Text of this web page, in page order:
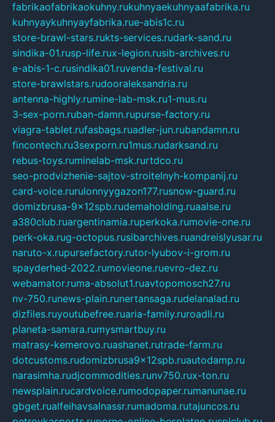
fabrikaofabrikaokuhny.rukuhnyaekuhnyaafabrika.ru
kuhnyaykuhnyayfabrika.rue-abis1c.ru
store-brawl-stars.rukts-services.rudark-sand.ru
sindika-01.rusp-life.rux-legion.rusib-archives.ru
e-abis-1-c.rusindika01.ruvenda-festival.ru
store-brawlstars.rudooraleksandria.ru
antenna-highly.rumine-lab-msk.ru1-mus.ru
3-sex-porn.ruban-damn.rupurse-factory.ru
viagra-tablet.rufasbags.ruadler-jun.rubandamn.ru
fincontech.ru3sexporn.ru1mus.rudarksand.ru
rebus-toys.ruminelab-msk.rurtdco.ru
seo-prodvizhenie-sajtov-stroitelnyh-kompanij.ru
card-voice.rurulonnyygazon177.rusnow-guard.ru
domizbrusa-9x12spb.rudemaholding.ruaalse.ru
a380club.ruargentinamia.ruperkoka.rumovie-one.ru
perk-oka.rug-octopus.rusibarchives.ruandreislyusar.ru
naruto-x.rupursefactory.rutor-lyubov-i-grom.ru
spayderhed-2022.rumovieone.ruevro-dez.ru
webamator.ruma-absolut1.ruavtopomosch27.ru
nv-750.runews-plain.runertansaga.rudelanalad.ru
dizfiles.ruyoutubefree.ruaria-family.ruroadli.ru
planeta-samara.rumysmartbuy.ru
matrasy-kemerovo.ruashanet.rutrade-farm.ru
dotcustoms.rudomizbrusa9x12spb.ruautodamp.ru
narasimha.rudjcommodities.runv750.rux-ton.ru
newsplain.rucardvoice.rumodopaper.rumanunae.ru
gbget.rualfeihavsalnassr.rumadoma.rutajuncos.ru